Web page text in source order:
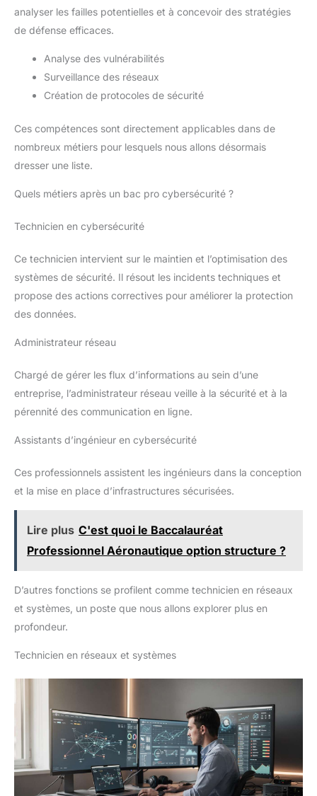
analyser les failles potentielles et à concevoir des stratégies
de défense efficaces.
Analyse des vulnérabilités
Surveillance des réseaux
Création de protocoles de sécurité
Ces compétences sont directement applicables dans de
nombreux métiers pour lesquels nous allons désormais
dresser une liste.
Quels métiers après un bac pro cybersécurité ?
Technicien en cybersécurité
Ce technicien intervient sur le maintien et l’optimisation des
systèmes de sécurité. Il résout les incidents techniques et
propose des actions correctives pour améliorer la protection
des données.
Administrateur réseau
Chargé de gérer les flux d’informations au sein d’une
entreprise, l’administrateur réseau veille à la sécurité et à la
pérennité des communication en ligne.
Assistants d’ingénieur en cybersécurité
Ces professionnels assistent les ingénieurs dans la conception
et la mise en place d’infrastructures sécurisées.
Lire plus C'est quoi le Baccalauréat
Professionnel Aéronautique option structure ?
D’autres fonctions se profilent comme technicien en réseaux
et systèmes, un poste que nous allons explorer plus en
profondeur.
Technicien en réseaux et systèmes